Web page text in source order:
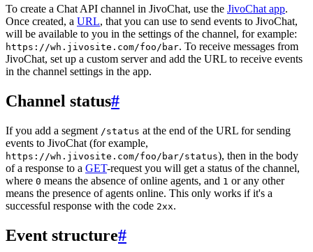
To create a Chat API channel in JivoChat, use the JivoChat app.
Once created, a URL, that you can use to send events to JivoChat,
will be available to you in the settings of the channel, for example:
https://wh.jivosite.com/foo/bar. To receive messages from
JivoChat, set up a custom server and add the URL to receive events
in the channel settings in the app.
Channel status#
If you add a segment /status at the end of the URL for sending
events to JivoChat (for example,
https://wh.jivosite.com/foo/bar/status), then in the body
of a response to a GET-request you will get a status of the channel,
where 0 means the absence of online agents, and 1 or any other
means the presence of agents online. This only works if it's a
successful response with the code 2xx.
Event structure#